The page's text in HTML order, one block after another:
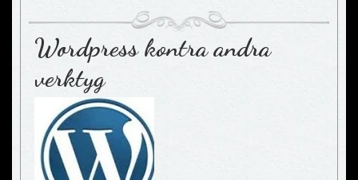
Wordpress kontra andra
verktyg